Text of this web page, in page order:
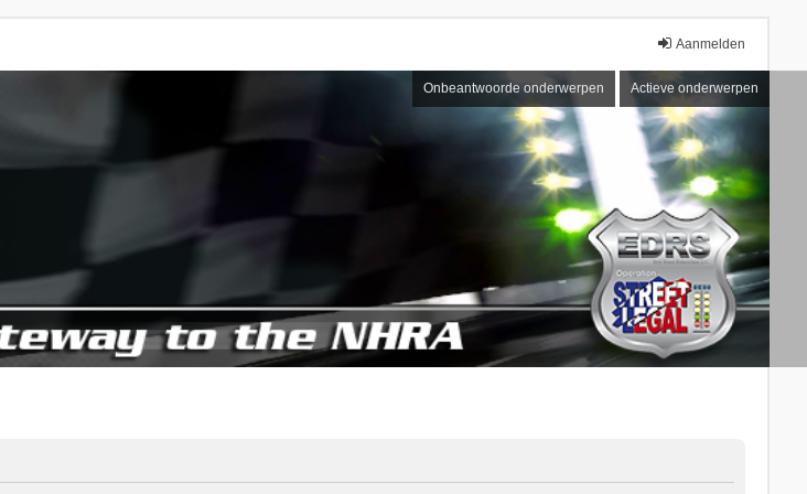
Aanmelden
Onbeantwoorde onderwerpen Actieve onderwerpen